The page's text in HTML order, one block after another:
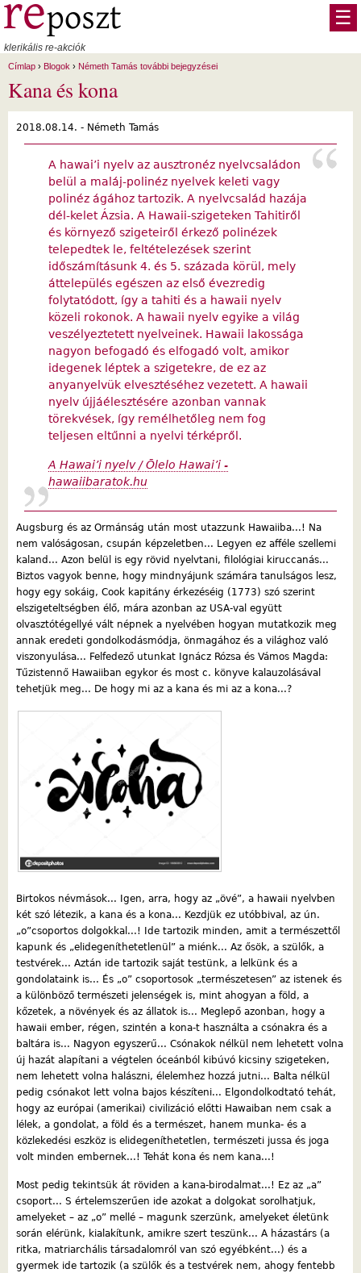
Ugrás a tartalomra
klerikális re-akciók
☰
Címlap › Blogok › Németh Tamás további bejegyzései
Kana és kona
2018.08.14. - Németh Tamás
A hawai’i nyelv az ausztronéz nyelvcsaládon
belül a maláj-polinéz nyelvek keleti vagy
polinéz ágához tartozik. A nyelvcsalád hazája
dél-kelet Ázsia. A Hawaii-szigeteken Tahitiről
és környező szigeteiről érkező polinézek
telepedtek le, feltételezések szerint
időszámításunk 4. és 5. százada körül, mely
áttelepülés egészen az első évezredig
folytatódott, így a tahiti és a hawaii nyelv
közeli rokonok. A hawaii nyelv egyike a világ
veszélyeztetett nyelveinek. Hawaii lakossága
nagyon befogadó és elfogadó volt, amikor
idegenek léptek a szigetekre, de ez az
anyanyelvük elvesztéséhez vezetett. A hawaii
nyelv újjáélesztésére azonban vannak
törekvések, így remélhetőleg nem fog
teljesen eltűnni a nyelvi térképről.
A Hawai’i nyelv / Ōlelo Hawai’i -
hawaiibaratok.hu
Augsburg és az Ormánság után most utazzunk Hawaiiba...! Na
nem valóságosan, csupán képzeletben... Legyen ez afféle szellemi
kaland... Azon belül is egy rövid nyelvtani, filológiai kiruccanás...
Biztos vagyok benne, hogy mindnyájunk számára tanulságos lesz,
hogy egy sokáig, Cook kapitány érkezéséig (1773) szó szerint
elszigeteltségben élő, mára azonban az USA-val együtt
olvasztótégellyé vált népnek a nyelvében hogyan mutatkozik meg
annak eredeti gondolkodásmódja, önmagához és a világhoz való
viszonyulása... Felfedező utunkat Ignácz Rózsa és Vámos Magda:
Tűzistennő Hawaiiban egykor és most c. könyve kalauzolásával
tehetjük meg... De hogy mi az a kana és mi az a kona...?
Birtokos névmások... Igen, arra, hogy az „övé”, a hawaii nyelvben
két szó létezik, a kana és a kona... Kezdjük ez utóbbival, az ún.
„o”csoportos dolgokkal...! Ide tartozik minden, amit a természettől
kapunk és „elidegeníthetetlenül” a miénk... Az ősök, a szülők, a
testvérek... Aztán ide tartozik saját testünk, a lelkünk és a
gondolataink is... És „o” csoportosok „természetesen” az istenek és
a különböző természeti jelenségek is, mint ahogyan a föld, a
kőzetek, a növények és az állatok is... Meglepő azonban, hogy a
hawaii ember, régen, szintén a kona-t használta a csónakra és a
baltára is... Nagyon egyszerű... Csónakok nélkül nem lehetett volna
új hazát alapítani a végtelen óceánból kibúvó kicsiny szigeteken,
nem lehetett volna halászni, élelemhez hozzá jutni... Balta nélkül
pedig csónakot lett volna bajos készíteni... Elgondolkodtató tehát,
hogy az európai (amerikai) civilizáció előtti Hawaiban nem csak a
lélek, a gondolat, a föld és a természet, hanem munka- és a
közlekedési eszköz is elidegeníthetetlen, természeti jussa és joga
volt minden embernek...! Tehát kona és nem kana...!
Most pedig tekintsük át röviden a kana-birodalmat...! Ez az „a”
csoport... S értelemszerűen ide azokat a dolgokat sorolhatjuk,
amelyeket – az „o” mellé – magunk szerzünk, amelyeket életünk
során elérünk, kialakítunk, amikre szert teszünk... A házastárs (a
ritka, matriarchális társadalomról van szó egyébként...) és a
gyermek ide tartozik (a szülők és a testvérek nem, ahogy fentebb